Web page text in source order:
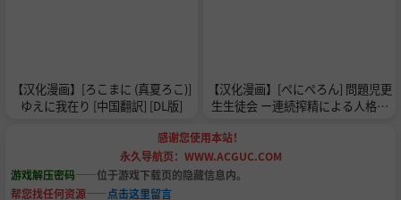
【汉化漫画】[ろこまに (真夏ろこ)]
ゆえに我在り [中国翻訳] [DL版]
【汉化漫画】[ぺにぺろん] 問題児更
生生徒会 ー連続搾精による人格矯
感谢您使用本站！
永久导航页：WWW.ACGUC.COM
游戏解压密码——位于游戏下载页的隐藏信息内。
帮您找任何资源——点击这里留言